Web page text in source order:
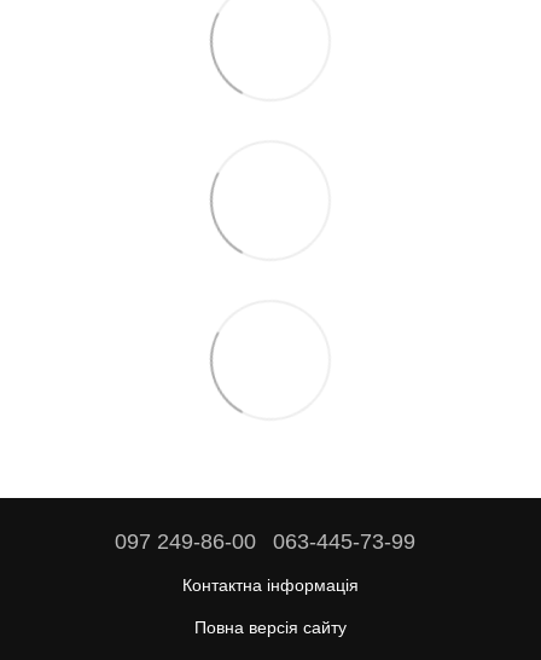
097 249-86-00 063-445-73-99
Контактна інформація
Повна версія сайту